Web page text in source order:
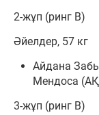
2-жұп (ринг В)
Әйелдер, 57 кг
Айдана
Мендоса
3-жұп (ринг В)